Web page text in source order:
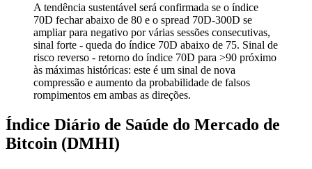
A tendência sustentável será confirmada se o índice
70D fechar abaixo de 80 e o spread 70D-300D se
ampliar para negativo por várias sessões consecutivas,
sinal forte - queda do índice 70D abaixo de 75. Sinal de
risco reverso - retorno do índice 70D para >90 próximo
às máximas históricas: este é um sinal de nova
compressão e aumento da probabilidade de falsos
rompimentos em ambas as direções.
Índice Diário de Saúde do Mercado de
Bitcoin (DMHI)